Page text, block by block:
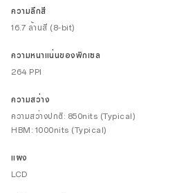
ความลึกสี
16.7 ล้านสี (8-bit)
ความหนาแน่นของพิกเซล
264 PPI
ความสว่าง
ความสว่างปกติ: 850nits (Typical)
HBM: 1000nits (Typical)
แผง
LCD